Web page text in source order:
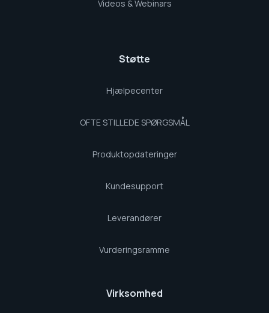
Videos & Webinars
Støtte
Hjælpecenter
OFTE STILLEDE SPØRGSMÅL
Produktopdateringer
Kundesupport
Leverandører
Vurderingsramme
Virksomhed